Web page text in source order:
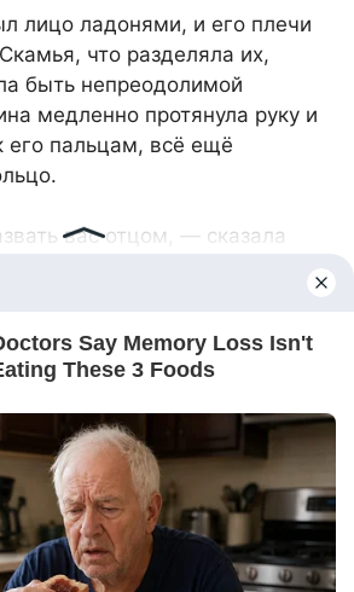
лицо ладонями, и его плечи
что разделяла их,
быть непреодолимой
медленно протянула руку и
его пальцам, всё ещё
вас отцом, — сказала
узнать вас. Как
слёзы и лишь кивнул, не
ни единого слова.
переменилось. Они стали
неделю. Сначала это были
за чашкой чая в уютном
потекли свободнее. Он